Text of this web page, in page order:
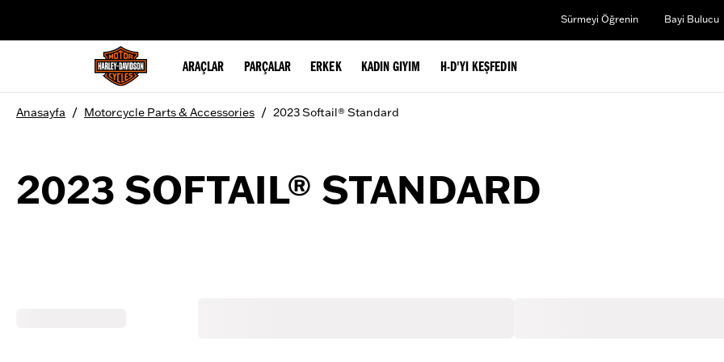
Sürmeyi Öğrenin Bayi Bulucu
ARAÇLAR PARÇALAR ERKEK KADIN GIYIM H-D'YI KEŞFEDIN
Anasayfa / Motorcycle Parts & Accessories / 2023 Softail® Standard
2023 SOFTAIL® STANDARD